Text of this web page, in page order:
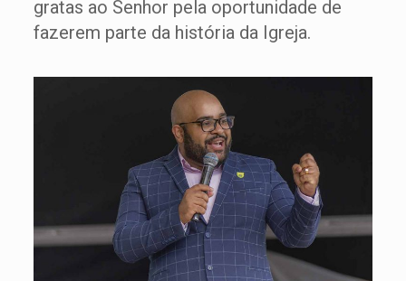
gratas ao Senhor pela oportunidade de
fazerem parte da história da Igreja.